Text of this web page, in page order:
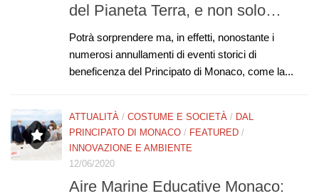
del Pianeta Terra, e non solo…
Potrà sorprendere ma, in effetti, nonostante i
numerosi annullamenti di eventi storici di
beneficenza del Principato di Monaco, come la...
ATTUALITÀ / COSTUME E SOCIETÀ / DAL
PRINCIPATO DI MONACO / FEATURED /
INNOVAZIONE E AMBIENTE
12/06/2020
Aire Marine Educative Monaco: